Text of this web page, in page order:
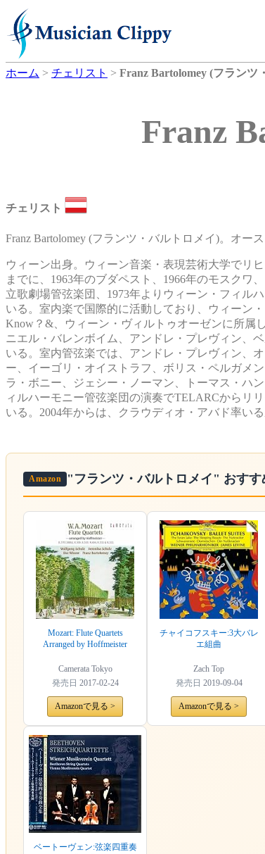
ホーム > チェリスト > Franz Bartolomey (フランツ
Franz
チェリスト
Franz Bartolomey (フランツ・バルトロメイ)。オー
ウィーン出身。ウィーン音楽・表現芸術大学でリ
までに、1963年のブダペスト、1966年のモスクワ
立歌劇場管弦楽団、1973年よりウィーン・フィル
いる。室内楽で国際的に活動しており、ウィーン
Know？&、ウィーン・ヴィルトゥオーゼンに所属
ニエル・バレンボイム、アンドレ・プレヴィン、
いる。室内管弦楽では、アンドレ・プレヴィン、
ー、イーゴリ・オイストラフ、ボリス・ペルガメ
ラ・ボニー、ジェシー・ノーマン、トーマス・ハ
ィルハーモニー管弦楽団の演奏でTELARCからリ
いる。2004年からは、クラウディオ・アバド率い
Amazon "フランツ・バルトロメイ" おすす
Mozart: Flute Quartets
Arranged by Hoffmeister
Camerata Tokyo
発売日 2017-02-24
Amazonで見る >
チャイコフスキー:3大バレ
エ組曲
Zach Top
発売日 2019-09-04
Amazonで見る >
ベートーヴェン:弦楽四重奏